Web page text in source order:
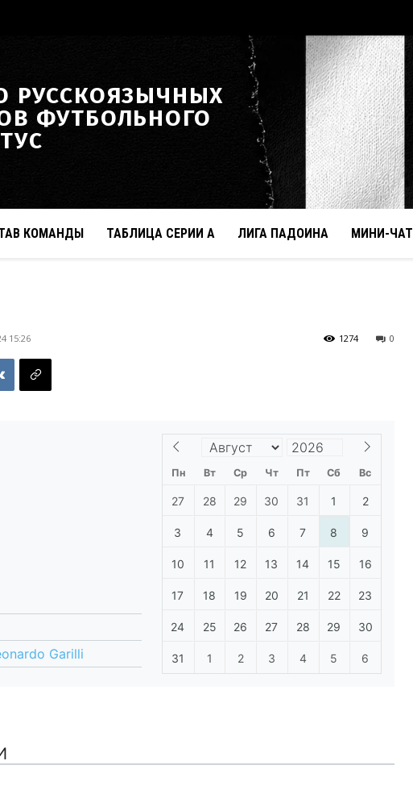
РУССКОЯЗЫЧНЫХ
ФУТБОЛЬНОГО
КОМАНДЫ ТАБЛИЦА СЕРИИ А ЛИГА ПАДОИНА МИНИ-ЧАТ
15:26 0
1274
Garilli
Пн Вт Ср Чт Пт Сб Вс
27 28 29 30 31 1 2
3 4 5 6 7 8 9
10 11 12 13 14 15 16
17 18 19 20 21 22 23
24 25 26 27 28 29 30
31 1 2 3 4 5 6